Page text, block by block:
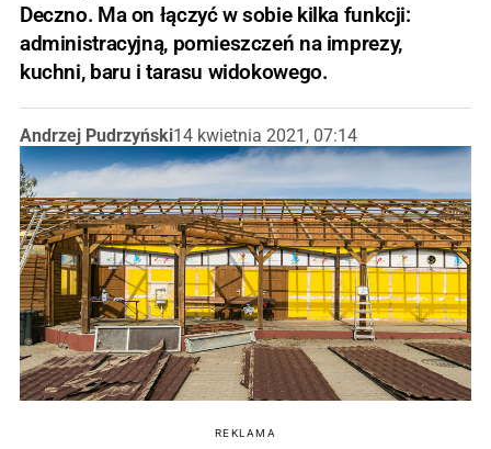
Deczno. Ma on łączyć w sobie kilka funkcji:
administracyjną, pomieszczeń na imprezy,
kuchni, baru i tarasu widokowego.
Andrzej Pudrzyński14 kwietnia 2021, 07:14
REKLAMA